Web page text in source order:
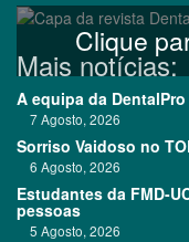
Clique
Mais notícias:
A equipa da
7 Agosto, 2026
Sorriso Vaidoso no
6 Agosto, 2026
Estudantes da FMD-
pessoas
5 Agosto, 2026